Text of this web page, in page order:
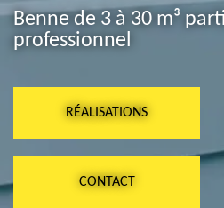
Benne de 3 à 30 m³
professionnel
RÉALISATIONS
CONTACT